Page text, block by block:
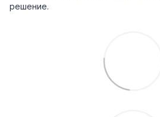
решение.